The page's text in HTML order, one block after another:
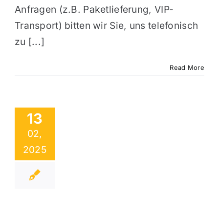
Anfragen (z.B. Paketlieferung, VIP-
Transport) bitten wir Sie, uns telefonisch
zu [...]
Read More
13
02,
2025